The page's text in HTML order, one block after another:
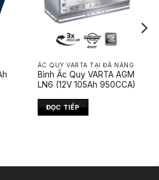
ẮC QUY VARTA TẠI ĐÀ NẴNG
Bình Ắc Quy VARTA AGM
LN6 (12V 105Ah 950CCA)
ĐỌC TIẾP